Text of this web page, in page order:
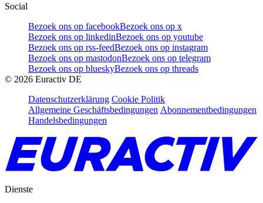
Social
Bezoek ons op facebookBezoek ons op x
Bezoek ons op linkedinBezoek ons op youtube
Bezoek ons op rss-feedBezoek ons op instagram
Bezoek ons op mastodonBezoek ons op telegram
Bezoek ons op blueskyBezoek ons op threads
© 2026 Euractiv DE
Datenschutzerklärung Cookie Politik
Allgemeine Geschäftsbedingungen Abonnementbedingungen
Handelsbedingungen
Dienste